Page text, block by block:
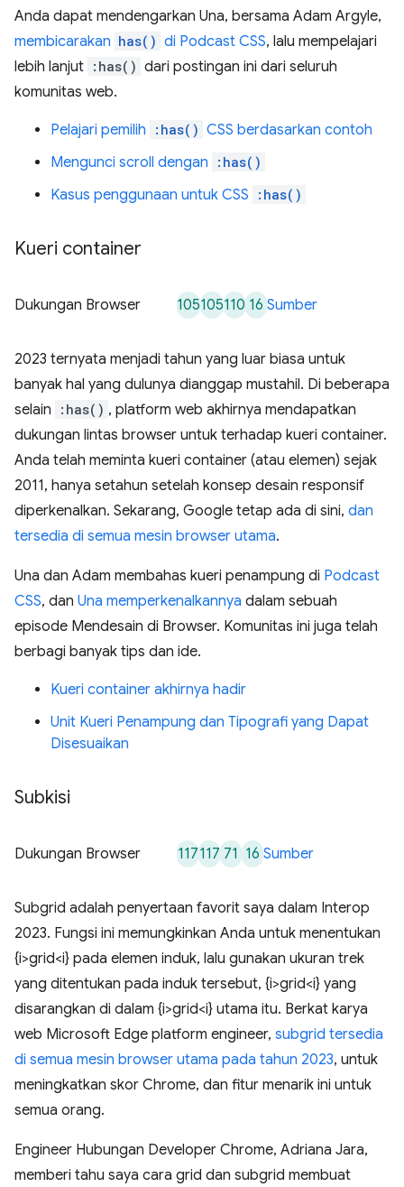
Anda dapat mendengarkan Una, bersama Adam Argyle,
membicarakan has() di Podcast CSS, lalu mempelajari
lebih lanjut :has() dari postingan ini dari seluruh
komunitas web.
Pelajari pemilih :has() CSS berdasarkan contoh
Mengunci scroll dengan
:has()
Kasus penggunaan untuk CSS :has()
Kueri container
Dukungan Browser 105105110 16 Sumber
2023 ternyata menjadi tahun yang luar biasa untuk
banyak hal yang dulunya dianggap mustahil. Di beberapa
selain
:has() , platform web akhirnya mendapatkan
dukungan lintas browser untuk terhadap kueri container.
Anda telah meminta kueri container (atau elemen) sejak
2011, hanya setahun setelah konsep desain responsif
diperkenalkan. Sekarang, Google tetap ada di sini, dan
tersedia di semua mesin browser utama.
Una dan Adam membahas kueri penampung di Podcast
CSS, dan Una memperkenalkannya dalam sebuah
episode Mendesain di Browser. Komunitas ini juga telah
berbagi banyak tips dan ide.
Kueri container akhirnya hadir
Unit Kueri Penampung dan Tipografi yang Dapat
Disesuaikan
Subkisi
Dukungan Browser 117117 71 16 Sumber
Subgrid adalah penyertaan favorit saya dalam Interop
2023. Fungsi ini memungkinkan Anda untuk menentukan
{i>grid<i} pada elemen induk, lalu gunakan ukuran trek
yang ditentukan pada induk tersebut, {i>grid<i} yang
disarangkan di dalam {i>grid<i} utama itu. Berkat karya
web Microsoft Edge platform engineer, subgrid tersedia
di semua mesin browser utama pada tahun 2023, untuk
meningkatkan skor Chrome, dan fitur menarik ini untuk
semua orang.
Engineer Hubungan Developer Chrome, Adriana Jara,
memberi tahu saya cara grid dan subgrid membuat